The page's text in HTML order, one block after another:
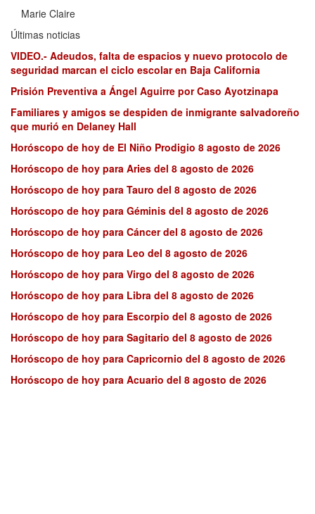
Marie Claire
Últimas noticias
VIDEO.- Adeudos, falta de espacios y nuevo protocolo de
seguridad marcan el ciclo escolar en Baja California
Prisión Preventiva a Ángel Aguirre por Caso Ayotzinapa
Familiares y amigos se despiden de inmigrante salvadoreño
que murió en Delaney Hall
Horóscopo de hoy de El Niño Prodigio 8 agosto de 2026
Horóscopo de hoy para Aries del 8 agosto de 2026
Horóscopo de hoy para Tauro del 8 agosto de 2026
Horóscopo de hoy para Géminis del 8 agosto de 2026
Horóscopo de hoy para Cáncer del 8 agosto de 2026
Horóscopo de hoy para Leo del 8 agosto de 2026
Horóscopo de hoy para Virgo del 8 agosto de 2026
Horóscopo de hoy para Libra del 8 agosto de 2026
Horóscopo de hoy para Escorpio del 8 agosto de 2026
Horóscopo de hoy para Sagitario del 8 agosto de 2026
Horóscopo de hoy para Capricornio del 8 agosto de 2026
Horóscopo de hoy para Acuario del 8 agosto de 2026